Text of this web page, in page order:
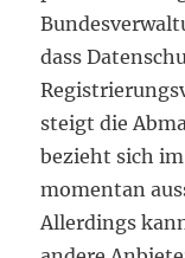
dass
steigt die
bezieht sich
momentan
Allerdings